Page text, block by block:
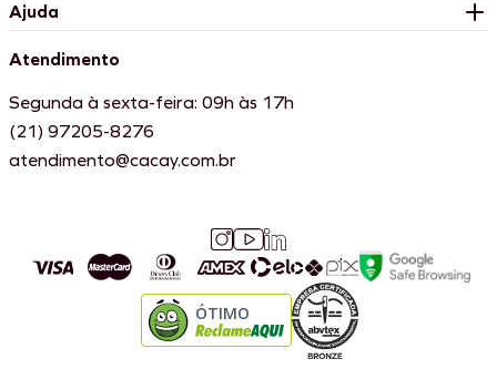
Ajuda
Atendimento
Segunda à sexta-feira: 09h às 17h
(21) 97205-8276
atendimento@cacay.com.br
ÓTIMO